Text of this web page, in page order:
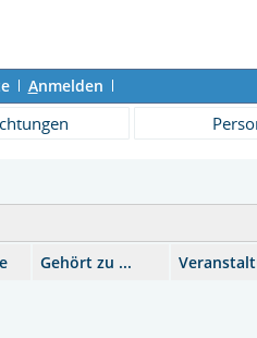
Anmelden
Gehört zu ...